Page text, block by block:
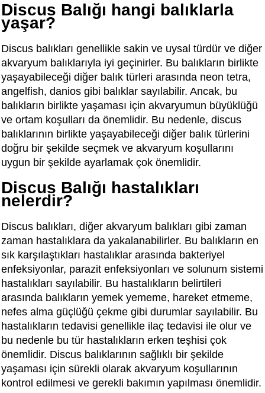
Discus Balığı hangi balıklarla
yaşar?
Discus balıkları genellikle sakin ve uysal türdür ve diğer
akvaryum balıklarıyla iyi geçinirler. Bu balıkların birlikte
yaşayabileceği diğer balık türleri arasında neon tetra,
angelfish, danios gibi balıklar sayılabilir. Ancak, bu
balıkların birlikte yaşaması için akvaryumun büyüklüğü
ve ortam koşulları da önemlidir. Bu nedenle, discus
balıklarının birlikte yaşayabileceği diğer balık türlerini
doğru bir şekilde seçmek ve akvaryum koşullarını
uygun bir şekilde ayarlamak çok önemlidir.
Discus Balığı hastalıkları
nelerdir?
Discus balıkları, diğer akvaryum balıkları gibi zaman
zaman hastalıklara da yakalanabilirler. Bu balıkların en
sık karşılaştıkları hastalıklar arasında bakteriyel
enfeksiyonlar, parazit enfeksiyonları ve solunum sistemi
hastalıkları sayılabilir. Bu hastalıkların belirtileri
arasında balıkların yemek yememe, hareket etmeme,
nefes alma güçlüğü çekme gibi durumlar sayılabilir. Bu
hastalıkların tedavisi genellikle ilaç tedavisi ile olur ve
bu nedenle bu tür hastalıkların erken teşhisi çok
önemlidir. Discus balıklarının sağlıklı bir şekilde
yaşaması için sürekli olarak akvaryum koşullarının
kontrol edilmesi ve gerekli bakımın yapılması önemlidir.